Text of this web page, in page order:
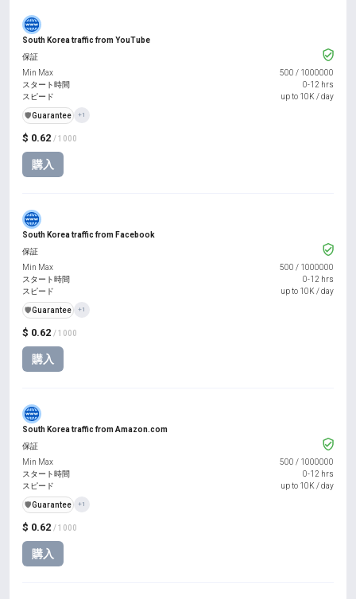
South Korea traffic from YouTube
$ 0.62 / 1000
購入
保証
Min Max
500 / 1000000
スタート時間
0-12 hrs
スピード
up to 10K / day
️🛡️Guarantee +1
South Korea traffic from Facebook
$ 0.62 / 1000
購入
保証
Min Max
500 / 1000000
スタート時間
0-12 hrs
スピード
up to 10K / day
️🛡️Guarantee +1
South Korea traffic from Amazon.com
$ 0.62 / 1000
購入
保証
Min Max
500 / 1000000
スタート時間
0-12 hrs
スピード
up to 10K / day
️🛡️Guarantee +1